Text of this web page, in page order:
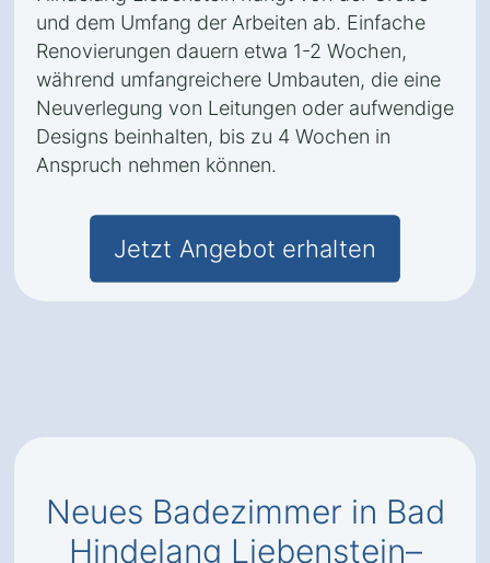
und dem Umfang der Arbeiten ab. Einfache
Renovierungen dauern etwa 1-2 Wochen,
während umfangreichere Umbauten, die eine
Neuverlegung von Leitungen oder aufwendige
Designs beinhalten, bis zu 4 Wochen in
Anspruch nehmen können.
Jetzt Angebot erhalten
Neues Badezimmer in Bad
Hindelang Liebenstein–